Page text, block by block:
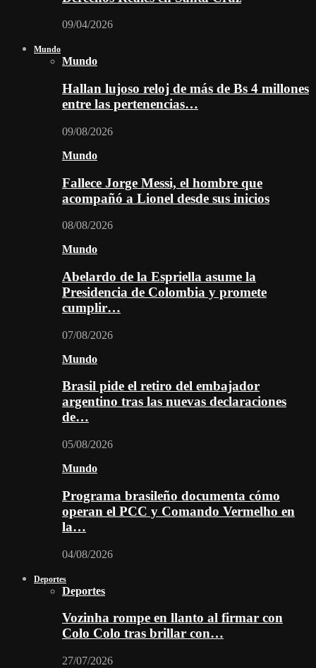
09/04/2026
Mundo
Mundo
Hallan lujoso reloj de más de Bs 4 millones
entre las pertenencias…
09/08/2026
Mundo
Fallece Jorge Messi, el hombre que
acompañó a Lionel desde sus inicios
08/08/2026
Mundo
Abelardo de la Espriella asume la
Presidencia de Colombia y promete
cumplir…
07/08/2026
Mundo
Brasil pide el retiro del embajador
argentino tras las nuevas declaraciones
de…
05/08/2026
Mundo
Programa brasileño documenta cómo
operan el PCC y Comando Vermelho en
la…
04/08/2026
Deportes
Deportes
Vozinha rompe en llanto al firmar con
Colo Colo tras brillar con…
27/07/2026